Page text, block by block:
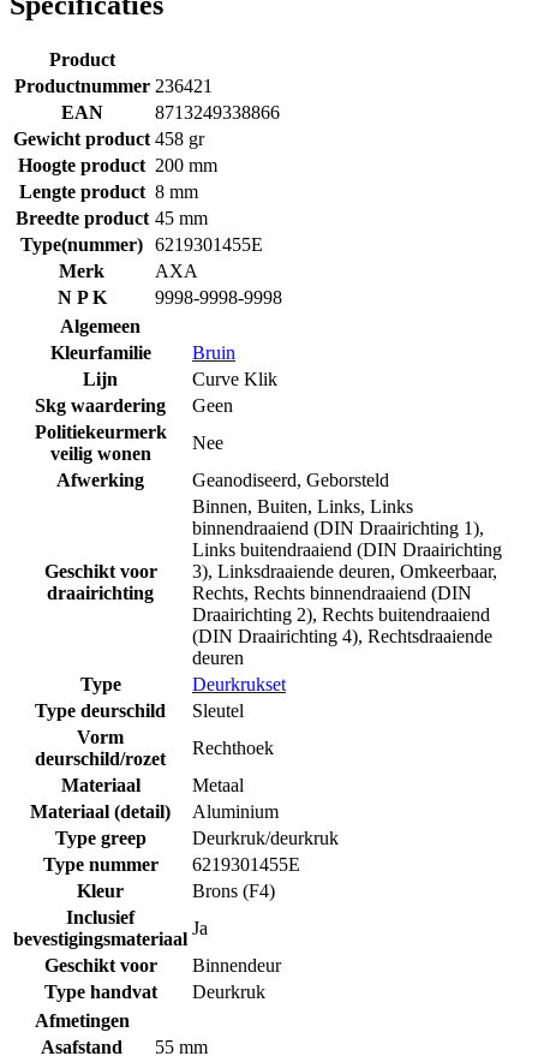
Product
Productnummer 236421
EAN
8713249338866
Gewicht product 458 gr
Hoogte product 200 mm
Lengte product 8 mm
Breedte product 45 mm
Type(nummer) 6219301455E
Merk
AXA
N P K
9998-9998-9998
Algemeen
Kleurfamilie
Bruin
Lijn
Curve Klik
Skg waardering
Geen
Politiekeurmerk
veilig wonen
Nee
Afwerking
Geanodiseerd, Geborsteld
Geschikt voor
draairichting
Binnen, Buiten, Links, Links
binnendraaiend (DIN Draairichting 1),
Links buitendraaiend (DIN Draairichting
3), Linksdraaiende deuren, Omkeerbaar,
Rechts, Rechts binnendraaiend (DIN
Draairichting 2), Rechts buitendraaiend
(DIN Draairichting 4), Rechtsdraaiende
deuren
Type
Deurkrukset
Type deurschild
Sleutel
Vorm
deurschild/rozet
Rechthoek
Materiaal
Metaal
Materiaal (detail)
Aluminium
Type greep
Deurkruk/deurkruk
Type nummer
6219301455E
Kleur
Brons (F4)
Inclusief
bevestigingsmateriaal
Ja
Geschikt voor
Binnendeur
Type handvat
Deurkruk
Afmetingen
Asafstand
55 mm